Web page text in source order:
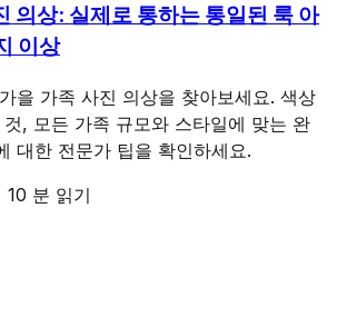
의상: 실제로 통하는 통일된 룩 아
이상
을 가족 사진 의상을 찾아보세요. 색상
, 모든 가족 규모와 스타일에 맞는 완
대한 전문가 팁을 확인하세요.
10 분 읽기